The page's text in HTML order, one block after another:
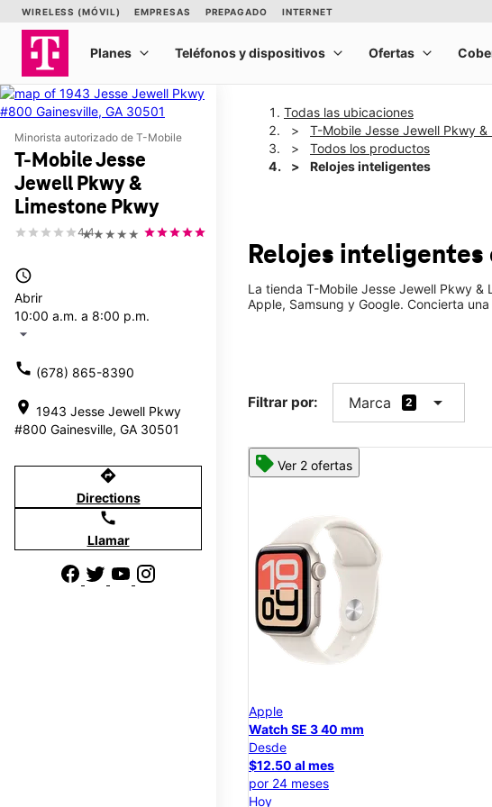
Minorista autorizado de T-Mobile
T-Mobile Jesse
Jewell Pkwy &
Limestone Pkwy
★★★★★
4.4
access_time
Abrir
10:00 a.m. a 8:00 p.m.
arrow_drop_down
call (678) 865-8390
location_on 1943 Jesse Jewell Pkwy
#800 Gainesville, GA 30501
directions
Directions
call
Llamar
Todas las ubicaciones
T-Mobile Jesse Jewell Pkwy
Todos los productos
Relojes inteligentes
Relojes inteligentes
La tienda T-Mobile Jesse Jewell Pkwy
Apple, Samsung y Google. Concierta
Filtrar por: Marca 2 arrow_drop_down
Ver 2 ofertas
Apple
Watch SE 3 40 mm
Desde
$12.50 al mes
por 24 meses
Hoy